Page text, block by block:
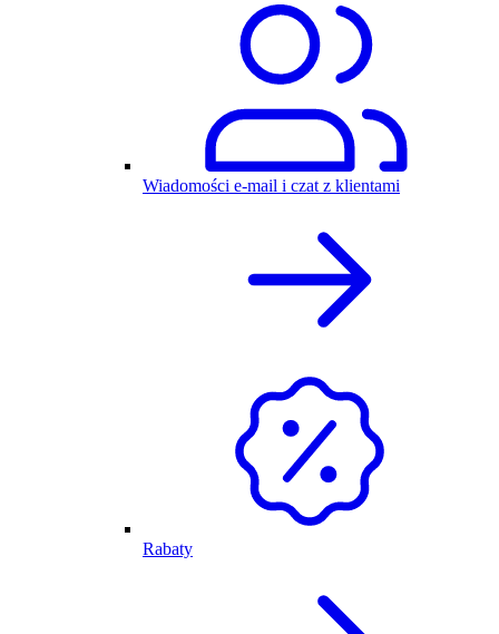
Wiadomości e-mail i czat z klientami
Rabaty